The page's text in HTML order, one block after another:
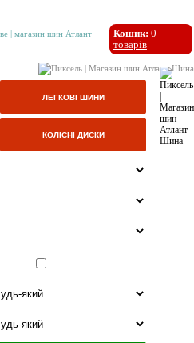
Кошик: 0
товарів
ЛЕГКОВІ ШИНИ
КОЛІСНІ ДИСКИ